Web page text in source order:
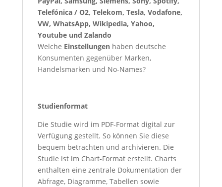
Telefónica / O2, Telekom, Tesla, Vodafone,
VW, WhatsApp, Wikipedia, Yahoo,
Youtube und Zalando
Welche Einstellungenhaben deutsche
Konsumenten gegenüber Marken,
Handelsmarken und No-Names?
Studienformat
Die Studie wird im PDF-Format digital zur
Verfügung gestellt. So können Sie diese
bequem betrachten und archivieren. Die
Studie ist im Chart-Format erstellt. Charts
enthalten eine zentrale Dokumentation der
Abfrage, Diagramme, Tabellen sowie